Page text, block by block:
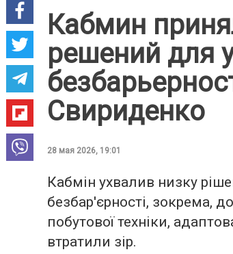
Кабмин
решений для
Свириденко
28 мая 2026, 19:01
Кабмін ухвалив низку
безбар'єрності, зокрема,
побутової техніки,
втратили зір.